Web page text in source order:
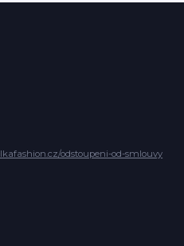
odstoupeni-od-smlouvy